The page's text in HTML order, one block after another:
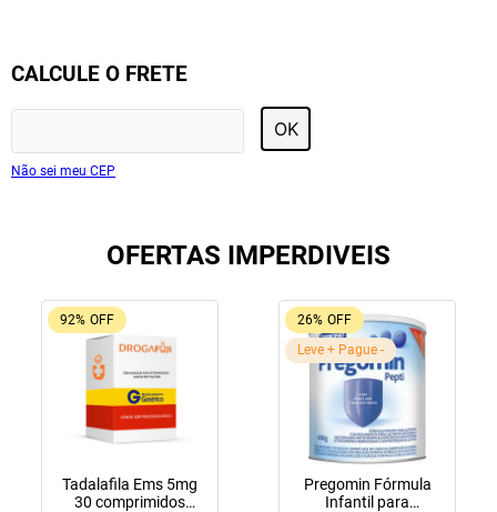
CALCULE O FRETE
OK
Não sei meu CEP
OFERTAS IMPERDIVEIS
92% OFF
Tadalafila Ems 5mg
30 comprimidos
26% OFF
Leve + Pague -
Pregomin Fórmula
Infantil para